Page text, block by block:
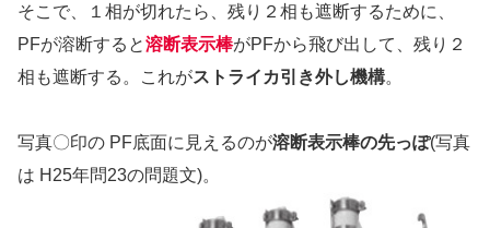
そこで、１相が切れたら、残り２相も遮断するために、
PFが溶断すると溶断表示棒がPFから飛び出して、残り２
相も遮断する。これがストライカ引き外し機構。
写真〇印の PF底面に見えるのが溶断表示棒の先っぽ(写真
は H25年問23の問題文)。